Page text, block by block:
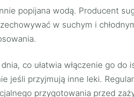
popijana wodą. Producent
w suchym i
co ułatwia włączenie go
jeśli przyjmują inne leki.
przygotowania przed